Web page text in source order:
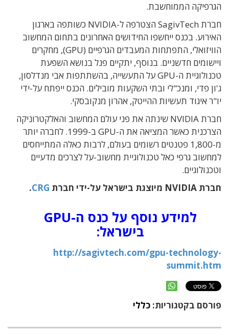
הגרפיקה הממוחשבת.
חברת SagivTech הצטרפה ל-NVIDIA כשותפה בארגון
האירוע. בכנס ייחשפו החידושים האחרונים בתחום המחשוב
הוויזואלי, התפתחות המעבדים הגרפיים (GPU), מחקרים
ויישומים חדשניים. בנוסף, יתקיים פנל בנושא השפעת
טכנולוגיית ה-GPU על התעשייה, בהשתתפות אבי מנדלסון,
ג'ון פדי, ומנכ"לי ובתי השקעות מובילים. הכנס ייפתח על-ידי
יו"ר איגוד תעשיות ההייטק, אהרון מנקובסקי.
חברת NVIDIA שינתה את פני עולם המחשוב והאלקטרוניקה
הצרכנית כאשר המציאה את ה-GPU ב-1999. לחברה יותר
מ-1,800 פטנטים רשומים בעולם, לרבות כאלה המתייחסים
למחשוב גרפי כאל טכנולוגיית מחשוב-על לצרכים מדעיים
וטכנולוגיים.
חברת NVIDIA מיוצגת בישראל על-ידי חברת
CRG
.
למידע נוסף על כנס ה-GPU
בישראל:
http://sagivtech.com/gpu-technology-
summit.htm
פורסם בקטגוריות: כללי